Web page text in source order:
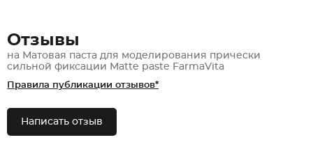
Отзывы
на Матовая паста для моделирования прически
сильной фиксации Matte paste FarmaVita
Правила публикации отзывов*
Написать отзыв